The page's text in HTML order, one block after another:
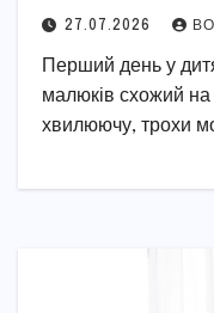
27.07.2026
Перший день у
малюків схожий на
хвилюючу, трохи